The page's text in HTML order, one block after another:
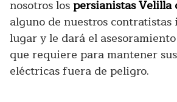
nosotros lospersianistas Velilla
alguno de nuestros contratistas
lugar y le dará el
que requiere para mantener
eléctricas fuera de peligro.